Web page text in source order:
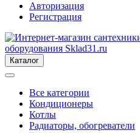
Авторизация
Регистрация
Каталог
Все категории
Кондиционеры
Котлы
Радиаторы, обогреватели